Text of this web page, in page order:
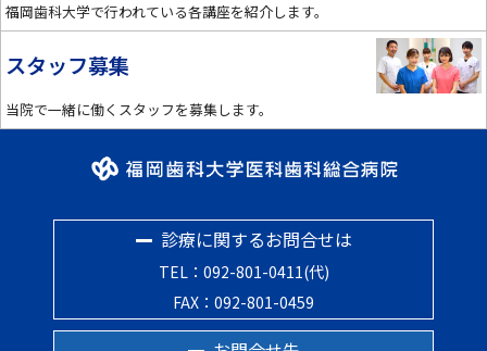
福岡歯科大学で行われている各講座を紹介します。
スタッフ募集
当院で一緒に働くスタッフを募集します。
診療に関するお問合せは
TEL：092-801-0411(代)
FAX：092-801-0459